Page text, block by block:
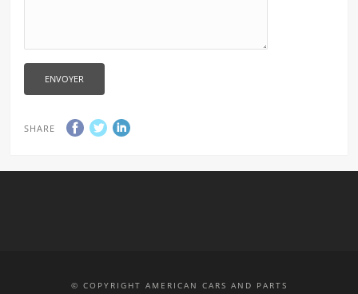
SHARE
© COPYRIGHT AMERICAN CARS AND PARTS